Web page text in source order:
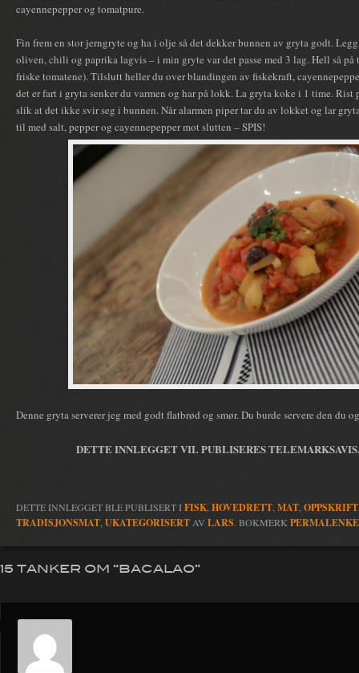
cayennepepper og tomatpure.
Fin frem en stor jerngryte og ha i olje så det dekker bunnen av gryta godt.
oliven, chili og paprika lagvis – i min gryte var det passe med 3 lag. Hell så på
friske tomatene). Tilslutt heller du over blandingen av fiskekraft,
det er fart i gryta senker du varmen og har på lokk. La gryta koke i 1 time. Rist
slik at det ikke svir seg i bunnen. Når alarmen piper tar du av lokket og lar
til med salt, pepper og cayennepepper mot slutten – SPIS!
Denne gryta serverer jeg med godt flatbrød og smør. Du burde servere den du
DETTE INNLEGGET VIL PUBLISERES
DETTE INNLEGGET BLE PUBLISERT IFISK HOVEDRETT MAT
TRADISJONSMAT UKATEGORISERT AV LARS . BOKMERK
15 TANKER OM “BACALAO”